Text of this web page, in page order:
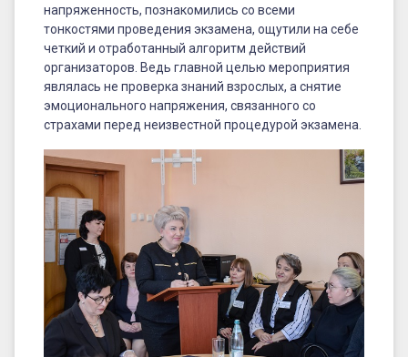
напряженность, познакомились со всеми
тонкостями проведения экзамена, ощутили на себе
четкий и отработанный алгоритм действий
организаторов. Ведь главной целью мероприятия
являлась не проверка знаний взрослых, а снятие
эмоционального напряжения, связанного со
страхами перед неизвестной процедурой экзамена.